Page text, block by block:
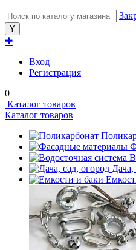
✚
Вход
Регистрация
0
Каталог товаров
Каталог товаров
Дача,